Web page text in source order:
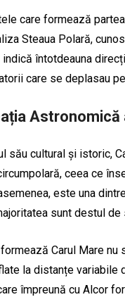
care formează
Steaua Polară,
întotdeauna
care se deplasau
Astronomică
său cultural și istoric,
ceea ce
este una
sunt destul
Carul Mare
la distanțe variabile
împreună cu Alcor